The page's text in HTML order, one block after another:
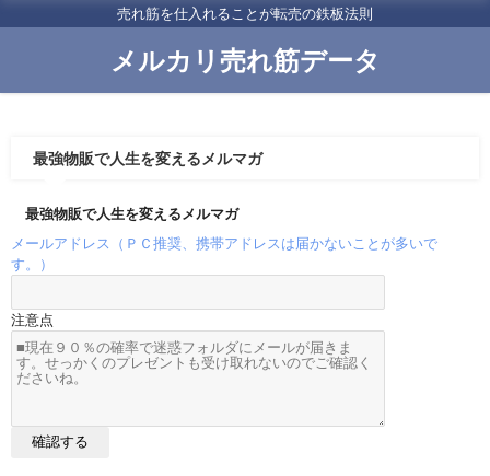
売れ筋を仕入れることが転売の鉄板法則
メルカリ売れ筋データ
最強物販で人生を変えるメルマガ
最強物販で人生を変えるメルマガ
メールアドレス（ＰＣ推奨、携帯アドレスは届かないことが多いで
す。）
注意点